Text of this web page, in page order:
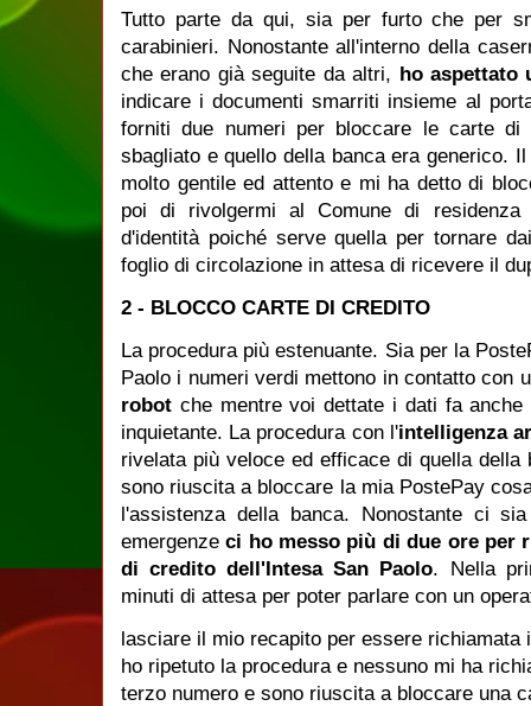
Tutto parte da qui, sia per furto che per
carabinieri. Nonostante all'interno della
che erano già seguite da altri, ho aspettato
indicare i documenti smarriti insieme al
forniti due numeri per bloccare le carte di
sbagliato e quello della banca era generico.
molto gentile ed attento e mi ha detto di
poi di rivolgermi al Comune di
d'identità poiché serve quella per tornare
foglio di circolazione in attesa di ricevere il
2 - BLOCCO CARTE DI CREDITO
La procedura più estenuante. Sia per la
Paolo i numeri verdi mettono in contatto con
robot che mentre voi dettate i dati fa
inquietante. La procedura con l'intelligenza
rivelata più veloce ed efficace di quella della
sono riuscita a bloccare la mia PostePay
l'assistenza della banca. Nonostante ci
emergenzeci ho messo più di due ore per
di credito dell'Intesa San Paolo. Nella
minuti di attesa per poter parlare con un
lasciare il mio recapito per essere richiamata
ho ripetuto la procedura e nessuno mi ha
terzo numero e sono riuscita a bloccare una